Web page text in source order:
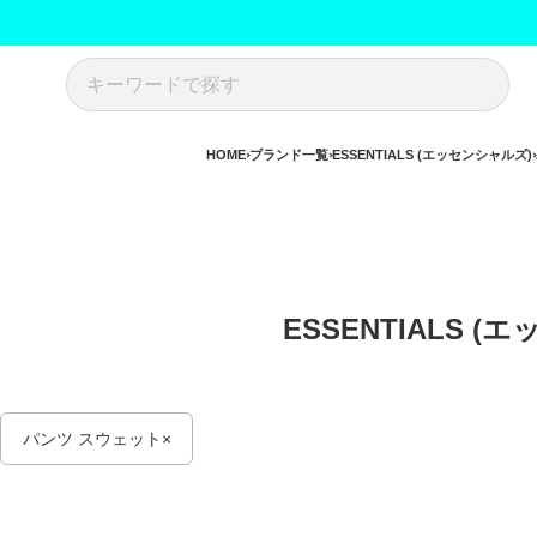
HOME ブランド一覧 ESSENTIALS (エッセンシャルズ)
ESSENTIALS (エ
パンツ スウェット